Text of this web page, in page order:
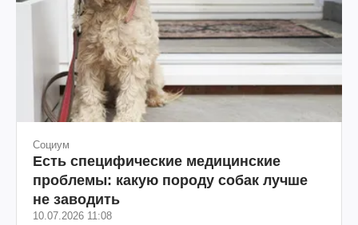
Социум
Есть специфические медицинские
проблемы: какую породу собак лучше
не заводить
10.07.2026 11:08